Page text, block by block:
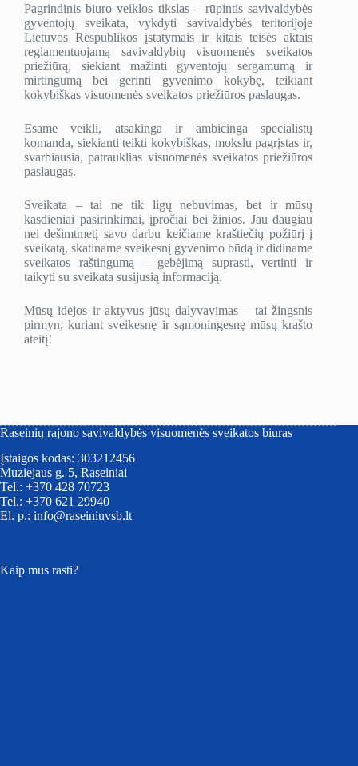
Pagrindinis biuro veiklos tikslas – rūpintis savivaldybės
gyventojų sveikata, vykdyti savivaldybės teritorijoje
Lietuvos Respublikos įstatymais ir kitais teisės aktais
reglamentuojamą savivaldybių visuomenės sveikatos
priežiūrą, siekiant mažinti gyventojų sergamumą ir
mirtingumą bei gerinti gyvenimo kokybę, teikiant
kokybiškas visuomenės sveikatos priežiūros paslaugas.
Esame veikli, atsakinga ir ambicinga specialistų
komanda, siekianti teikti kokybiškas, mokslu pagrįstas ir,
svarbiausia, patrauklias visuomenės sveikatos priežiūros
paslaugas.
Sveikata – tai ne tik ligų nebuvimas, bet ir mūsų
kasdieniai pasirinkimai, įpročiai bei žinios. Jau daugiau
nei dešimtmetį savo darbu keičiame kraštiečių požiūrį į
sveikatą, skatiname sveikesnį gyvenimo būdą ir didiname
sveikatos raštingumą – gebėjimą suprasti, vertinti ir
taikyti su sveikata susijusią informaciją.
Mūsų idėjos ir aktyvus jūsų dalyvavimas – tai žingsnis
pirmyn, kuriant sveikesnę ir sąmoningesnę mūsų krašto
ateitį!
Raseinių rajono savivaldybės visuomenės sveikatos biuras
Įstaigos kodas: 303212456
Muziejaus g. 5, Raseiniai
Tel.: +370 428 70723
Tel.: +370 621 29940
El. p.: info@raseiniuvsb.lt
Kaip mus rasti?